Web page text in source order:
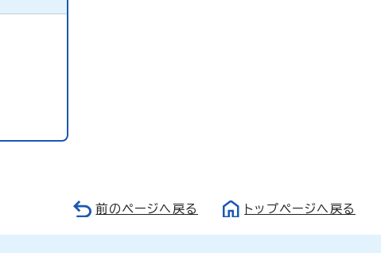
前のページへ戻る トップページへ戻る